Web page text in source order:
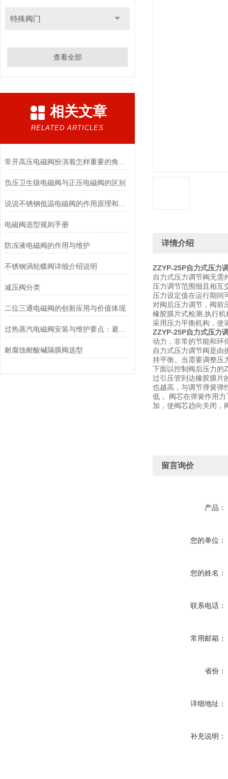
特殊阀门
查看全部
相关文章
RELATED ARTICLES
负压卫生级电磁阀与正压电磁阀的区别
电磁阀选型规则手册
防冻液电磁阀的作用与维护
不锈钢涡轮蝶阀详细介绍说明
减压阀分类
二位三通电磁阀的创新应用与价值体现
耐腐蚀耐酸碱隔膜阀选型
详情介绍
ZZYP-25P自力式压力
自力式压力调节阀无需
压力调节范围细且相互
压力设定值在运行期间
对阀后压力调节，阀前
橡胶膜片式检测,执行
采用压力平衡机构，使
ZZYP-25P自力式压力
动力，非常的节能和环
自力式压力调节阀是由
持平衡。当需要调整压
下面以控制阀后压力的
过引压管到达橡胶膜片
也越高，与调节弹簧弹
低， 阀芯在弹簧作用
加，使阀芯趋向关闭，
留言询价
产品：
您的单位：
您的姓名：
联系电话：
常用邮箱：
省份：
详细地址：
补充说明：